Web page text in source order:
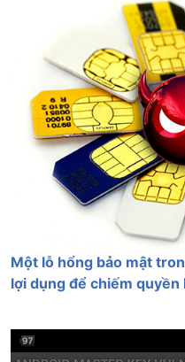
Một lỗ hổng bảo mật
lợi dụng để chiếm